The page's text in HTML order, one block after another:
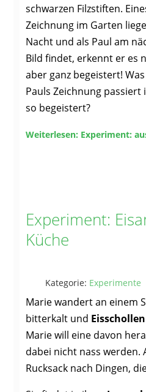
schwarzen Filzstiften.
Zeichnung im Garten
Nacht und als Paul am
Bild findet, erkennt er es
aber ganz begeistert!
Pauls Zeichnung passiert
so begeistert?
Weiterlesen: Experiment:
Experiment:
Küche
Kategorie: Experimente
Marie wandert an einem
bitterkalt und Eisschollen
Marie will eine davon
dabei nicht nass werden.
Rucksack nach Dingen,